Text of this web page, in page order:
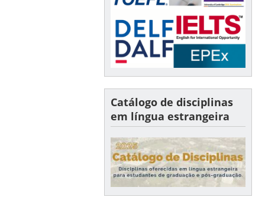
Catálogo de disciplinas
em língua estrangeira